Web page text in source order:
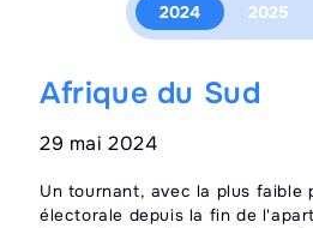
2024 2025
Afrique du Sud
29 mai 2024
Un tournant, avec la plus faible
électorale depuis la fin de